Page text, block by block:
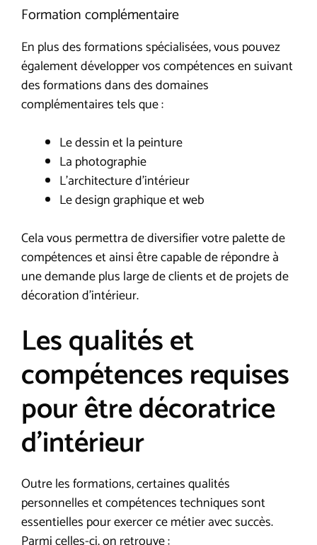
Formation complémentaire
En plus des formations spécialisées, vous pouvez
également développer vos compétences en suivant
des formations dans des domaines
complémentaires tels que :
Le dessin et la peinture
La photographie
L’architecture d’intérieur
Le design graphique et web
Cela vous permettra de diversifier votre palette de
compétences et ainsi être capable de répondre à
une demande plus large de clients et de projets de
décoration d’intérieur.
Les qualités et
compétences requises
pour être décoratrice
d’intérieur
Outre les formations, certaines qualités
personnelles et compétences techniques sont
essentielles pour exercer ce métier avec succès.